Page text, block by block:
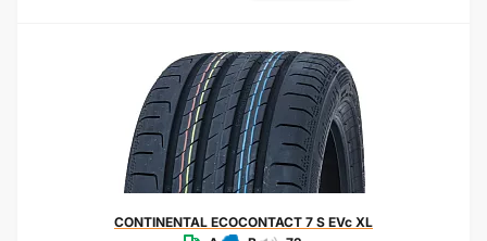
CONTINENTAL ECOCONTACT 7 S EVc XL